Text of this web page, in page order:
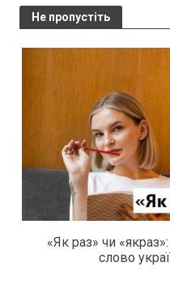
Не пропустіть
«Як раз» чи
слово